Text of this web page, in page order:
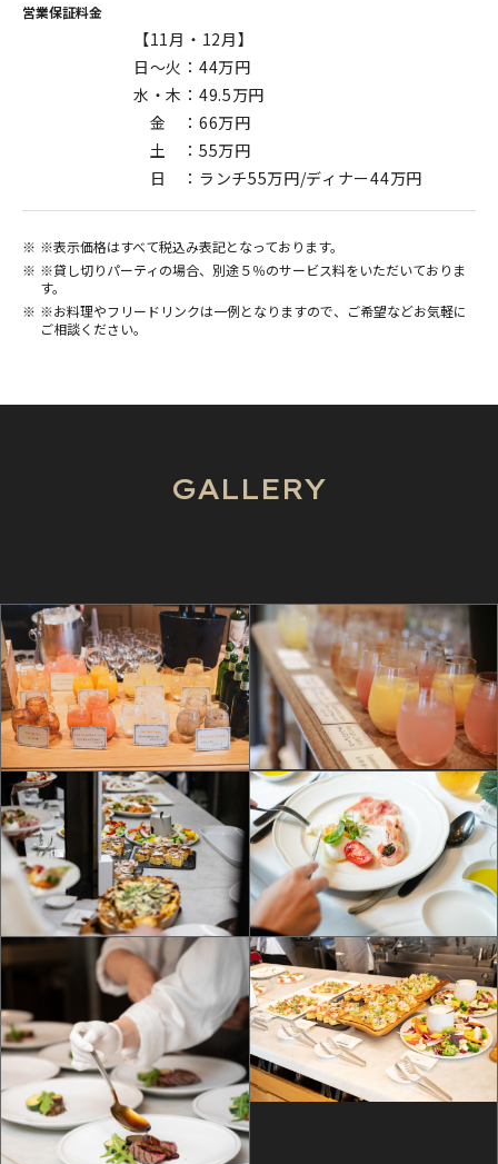
営業保証料金
【11月・12月】
日～火：44万円
水・木：49.5万円
金 ：66万円
土 ：55万円
日 ：ランチ55万円/ディナー44万円
※表示価格はすべて税込み表記となっております。
※貸し切りパーティの場合、別途５％のサービス料をいただいておりま
す。
※お料理やフリードリンクは一例となりますので、ご希望などお気軽に
ご相談ください。
GALLERY